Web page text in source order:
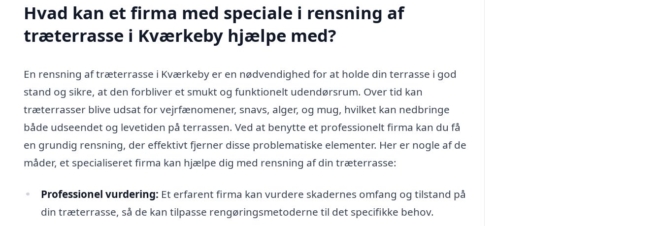
Hvad kan et firma med speciale i rensning af
træterrasse i Kværkeby hjælpe med?
En rensning af træterrasse i Kværkeby er en nødvendighed for at holde din terrasse i god
stand og sikre, at den forbliver et smukt og funktionelt udendørsrum. Over tid kan
træterrasser blive udsat for vejrfænomener, snavs, alger, og mug, hvilket kan nedbringe
både udseendet og levetiden på terrassen. Ved at benytte et professionelt firma kan du få
en grundig rensning, der effektivt fjerner disse problematiske elementer. Her er nogle af de
måder, et specialiseret firma kan hjælpe dig med rensning af din træterrasse:
Professionel vurdering: Et erfarent firma kan vurdere skadernes omfang og tilstand på
din træterrasse, så de kan tilpasse rengøringsmetoderne til det specifikke behov.